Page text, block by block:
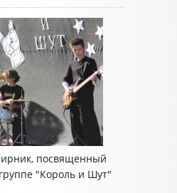
посвященный
"Король и Шут"